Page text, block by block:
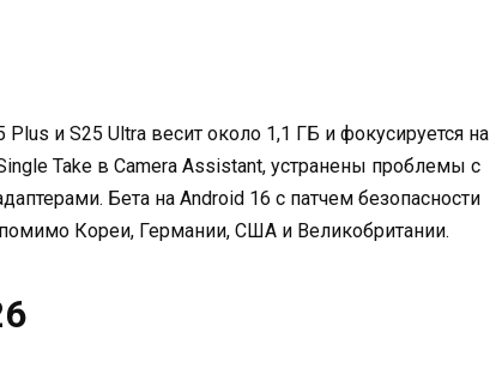
и S25 Ultra весит около 1,1 ГБ и фокусируется на
Take в Camera Assistant, устранены проблемы с
Бета на Android 16 с патчем безопасности
Кореи, Германии, США и Великобритании.